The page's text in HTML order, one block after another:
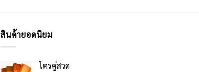
สินค้ายอดนิยม
ไตรคู่สวด